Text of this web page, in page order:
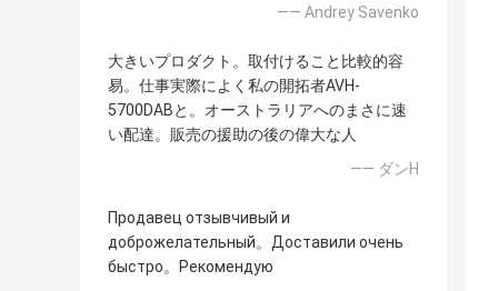
—— Andrey Savenko
大きいプロダクト。取付けること比較的容
易。仕事実際によく私の開拓者AVH-
5700DABと。オーストラリアへのまさに速
い配達。販売の援助の後の偉大な人
—— ダンH
Продавец отзывчивый и
доброжелательный。Доставили очень
быстро。Рекомендую